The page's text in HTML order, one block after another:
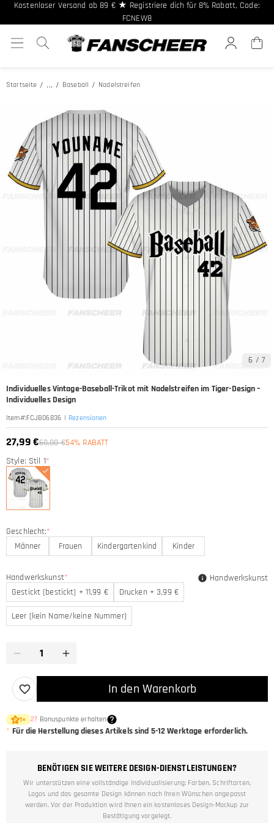
Kostenloser Versand ab 89 € ★ Registriere dich für 8% Rabatt, Code:
FCNEW8
5% Rabatt ab 2 Stk. CODE: FCB2 ◈ 10% Rabatt ab 10 Stk. CODE: FCB10
Startseite ... Baseball Nadelstreifen
6 / 7
Individuelles Vintage-Baseball-Trikot mit Nadelstreifen im Tiger-Design –
Individuelles Design
Item#:FCJB06836 | Rezensionen
27,99 €60,00 €54% RABATT
Style: Stil 1*
Geschlecht:*
Männer
Frauen Kindergartenkind Kinder
Handwerkskunst*
Gestickt (bestickt) + 11,99 €
Drucken + 3,99 €
Leer (kein Name/keine Nummer)
Handwerkskunst
In den Warenkorb
1× 27 Bonuspunkte erhalten
* Für die Herstellung dieses Artikels sind 5-12Werktage erforderlich.
BENÖTIGEN SIE WEITERE DESIGN-DIENSTLEISTUNGEN?
Wir unterstützen eine vollständige Individualisierung: Farben, Schriftarten,
Logos und das gesamte Design können nach Ihren Wünschen angepasst
werden. Vor der Produktion wird Ihnen ein kostenloses Design-Mockup zur
Bestätigung vorgelegt.